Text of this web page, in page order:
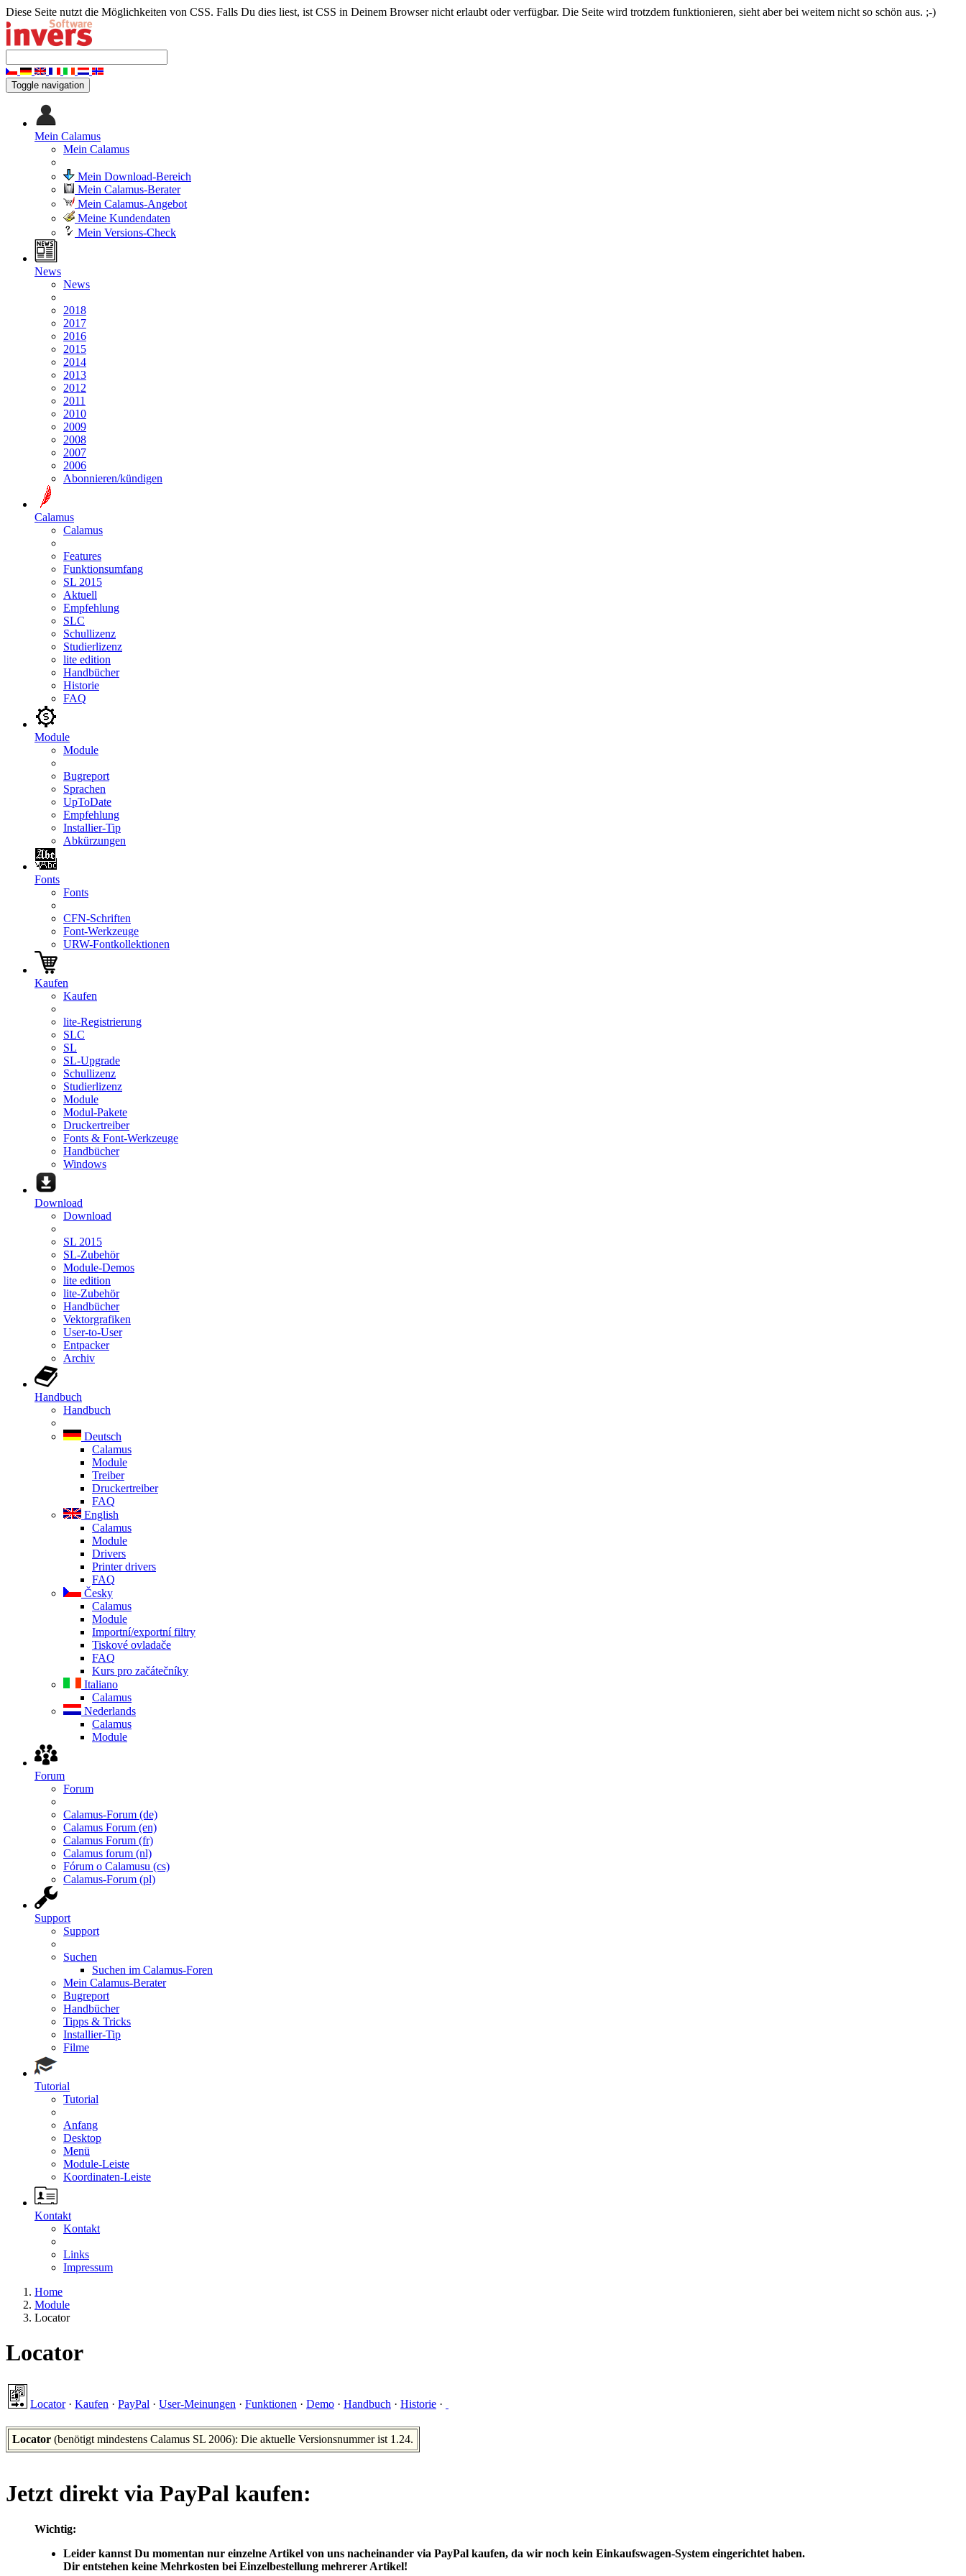
Diese Seite nutzt die Möglichkeiten von CSS. Falls Du dies liest, ist CSS in Deinem Browser nicht erlaubt oder verfügbar. Die Seite wird trotzdem funktionieren, sieht aber bei weitem nicht so schön aus. ;-)
Toggle navigation
Mein Calamus
Mein Calamus
Mein Download-Bereich
Mein Calamus-Berater
Mein Calamus-Angebot
Meine Kundendaten
Mein Versions-Check
News
News
2018
2017
2016
2015
2014
2013
2012
2011
2010
2009
2008
2007
2006
Abonnieren/kündigen
Calamus
Calamus
Features
Funktionsumfang
SL 2015
Aktuell
Empfehlung
SLC
Schullizenz
Studierlizenz
lite edition
Handbücher
Historie
FAQ
Module
Module
Bugreport
Sprachen
UpToDate
Empfehlung
Installier-Tip
Abkürzungen
Fonts
Fonts
CFN-Schriften
Font-Werkzeuge
URW-Fontkollektionen
Kaufen
Kaufen
lite-Registrierung
SLC
SL
SL-Upgrade
Schullizenz
Studierlizenz
Module
Modul-Pakete
Druckertreiber
Fonts & Font-Werkzeuge
Handbücher
Windows
Download
Download
SL 2015
SL-Zubehör
Module-Demos
lite edition
lite-Zubehör
Handbücher
Vektorgrafiken
User-to-User
Entpacker
Archiv
Handbuch
Handbuch
Deutsch
Calamus
Module
Treiber
Druckertreiber
FAQ
English
Calamus
Module
Drivers
Printer drivers
FAQ
Česky
Calamus
Module
Importní/exportní filtry
Tiskové ovladače
FAQ
Kurs pro začátečníky
Italiano
Calamus
Nederlands
Calamus
Module
Forum
Forum
Calamus-Forum (de)
Calamus Forum (en)
Calamus Forum (fr)
Calamus forum (nl)
Fórum o Calamusu (cs)
Calamus-Forum (pl)
Support
Support
Suchen
Suchen im Calamus-Foren
Mein Calamus-Berater
Bugreport
Handbücher
Tipps & Tricks
Installier-Tip
Filme
Tutorial
Tutorial
Anfang
Desktop
Menü
Module-Leiste
Koordinaten-Leiste
Kontakt
Kontakt
Links
Impressum
Home
Module
Locator
Locator
Locator· Kaufen · PayPal · User-Meinungen · Funktionen · Demo · Handbuch · Historie ·
Locator (benötigt mindestens Calamus SL 2006): Die aktuelle Versionsnummer ist 1.24.
Jetzt direkt via PayPal kaufen:
Wichtig:
Leider kannst Du momentan nur einzelne Artikel von uns nacheinander via PayPal kaufen, da wir noch kein Einkaufswagen-System eingerichtet haben.
Dir entstehen keine Mehrkosten bei Einzelbestellung mehrerer Artikel!